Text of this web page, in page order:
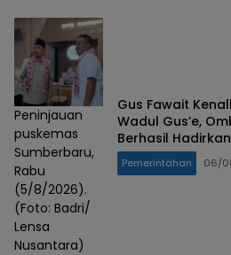
Peninjauan
puskemas
Sumberbaru,
Rabu
(5/8/2026).
(Foto: Badri/
Lensa
Nusantara)
Gus Fawait
Wadul Gus’e,
Berhasil
Pemerintahan 06/